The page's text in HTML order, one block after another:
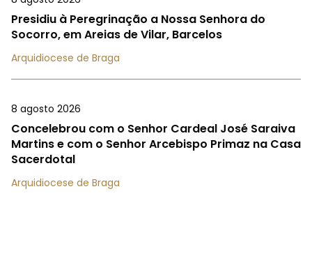
Presidiu à Peregrinação a Nossa Senhora do
Socorro, em Areias de Vilar, Barcelos
Arquidiocese de Braga
8 agosto 2026
Concelebrou com o Senhor Cardeal José Saraiva
Martins e com o Senhor Arcebispo Primaz na Casa
Sacerdotal
Arquidiocese de Braga